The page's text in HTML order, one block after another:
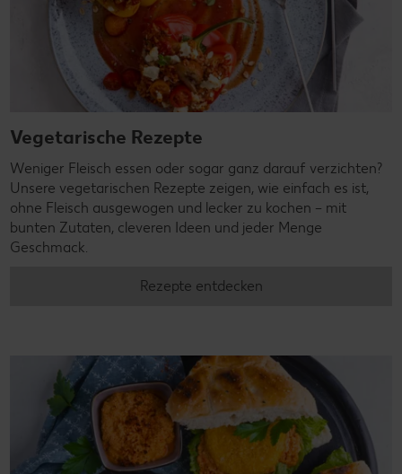
Vegetarische Rezepte
Weniger Fleisch essen oder sogar ganz darauf verzichten?
Unsere vegetarischen Rezepte zeigen, wie einfach es ist,
ohne Fleisch ausgewogen und lecker zu kochen – mit
bunten Zutaten, cleveren Ideen und jeder Menge
Geschmack.
Rezepte entdecken